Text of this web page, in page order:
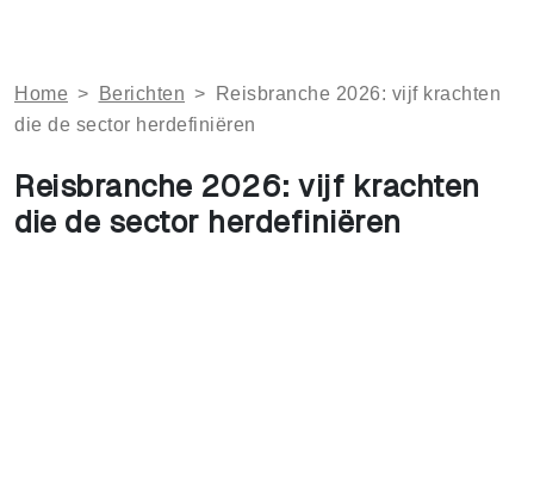
Home > Berichten >
Reisbranche 2026: vijf krachten
die de sector herdefiniëren
Reisbranche 2026: vijf krachten
die de sector herdefiniëren